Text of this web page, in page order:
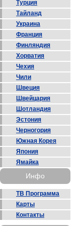
Турция
Тайланд
Украина
Франция
Финляндия
Хорватия
Чехия
Чили
Швеция
Швейцария
Шотландия
Эстония
Черногория
Южная Корея
Япония
Ямайка
Инфо
ТВ Программа
Карты
Контакты